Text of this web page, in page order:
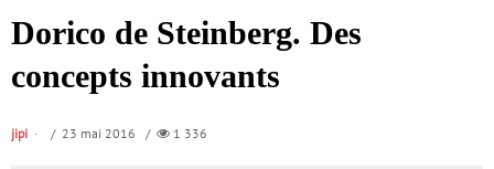
Dorico de Steinberg. Des
concepts innovants
jipi / 23 mai 2016 / 1 336